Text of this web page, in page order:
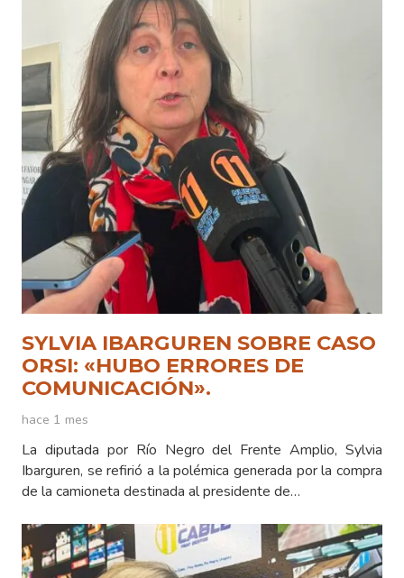
SYLVIA IBARGUREN SOBRE CASO
ORSI: «HUBO ERRORES DE
COMUNICACIÓN».
hace 1 mes
La diputada por Río Negro del Frente Amplio, Sylvia
Ibarguren, se refirió a la polémica generada por la compra
de la camioneta destinada al presidente de…